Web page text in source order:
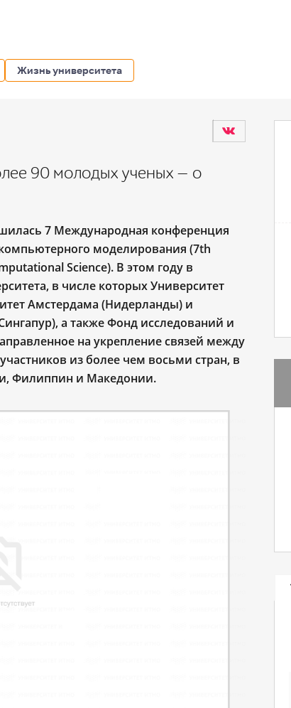
Жизнь университета
90 молодых ученых — о
7 Международная конференция
моделирования (7th
Science). В этом году в
в числе которых Университет
Амстердама (Нидерланды) и
а также Фонд исследований и
на укрепление связей между
из более чем восьми стран, в
Филиппин и Македонии.